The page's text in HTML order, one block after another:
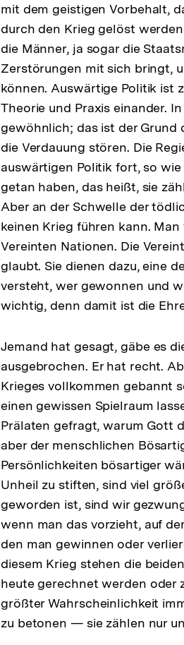
mit dem geistigen Vorbehalt,
durch den Krieg gelöst
die Männer, ja sogar die
Zerstörungen mit sich bringt,
können. Auswärtige Politik ist
Theorie und Praxis einander.
gewöhnlich; das ist der Grund
die Verdauung stören. Die
auswärtigen Politik fort, so
getan haben, das heißt, sie
Aber an der Schwelle der
keinen Krieg führen kann.
Vereinten Nationen. Die
glaubt. Sie dienen dazu, eine
versteht, wer gewonnen und
wichtig, denn damit ist die
Jemand hat gesagt, gäbe es
ausgebrochen. Er hat recht.
Krieges vollkommen gebannt
einen gewissen Spielraum
Prälaten gefragt, warum Gott
aber der menschlichen
Persönlichkeiten bösartiger
Unheil zu stiften, sind viel
geworden ist, sind wir
wenn man das vorzieht, auf
den man gewinnen oder
diesem Krieg stehen die
heute gerechnet werden oder
größter Wahrscheinlichkeit
zu betonen — sie zählen nur